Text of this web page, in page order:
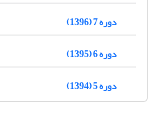
دوره 7 (1396)
دوره 6 (1395)
دوره 5 (1394)